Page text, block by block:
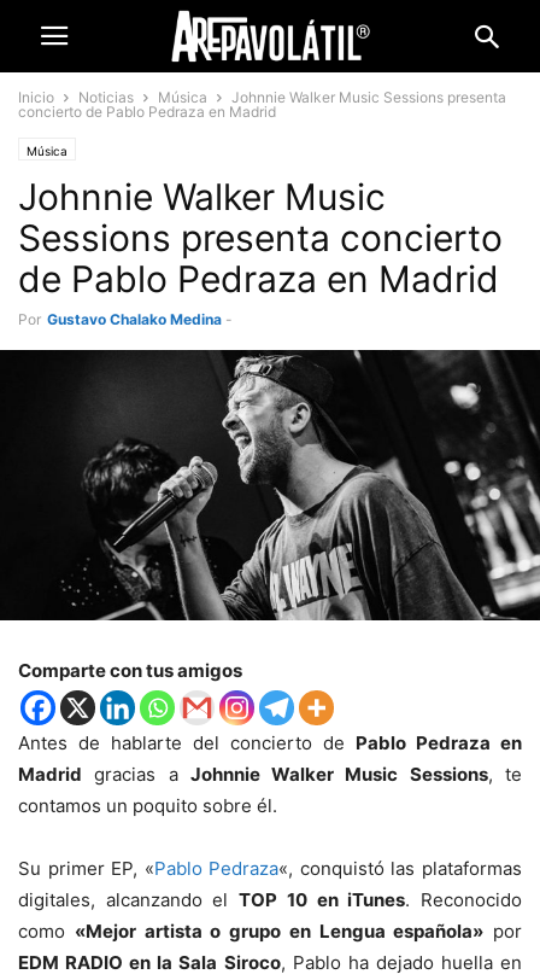
Inicio Noticias Música
Johnnie Walker Music Sessions presenta
concierto de Pablo Pedraza en Madrid
Música
Johnnie Walker Music
Sessions presenta concierto
de Pablo Pedraza en Madrid
Por Gustavo Chalako Medina -
Comparte con tus amigos
Antes de hablarte del concierto de Pablo Pedraza en
Madrid gracias a Johnnie Walker Music Sessions, te
contamos un poquito sobre él.
Su primer EP, «Pablo Pedraza«, conquistó las plataformas
digitales, alcanzando elTOP 10 en iTunes. Reconocido
como «Mejor artista o grupo en Lengua española» por
EDM RADIO en la Sala Siroco, Pablo ha dejado huella en